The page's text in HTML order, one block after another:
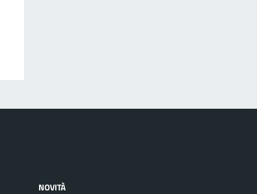
NOVITÀ